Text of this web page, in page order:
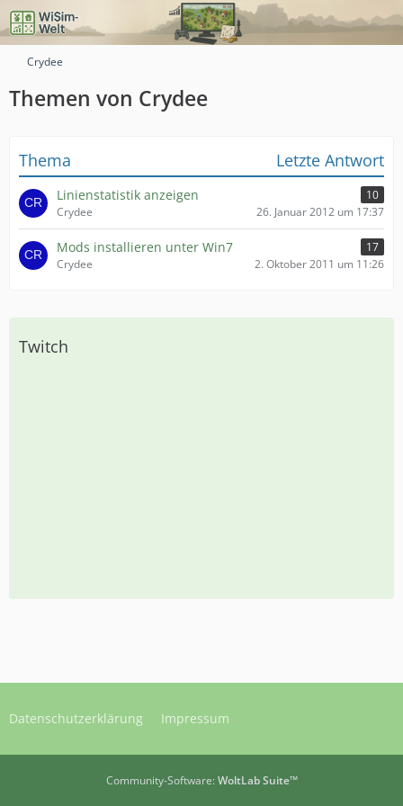
Crydee
Themen von Crydee
Thema Letzte Antwort
Linienstatistik anzeigen
10
Crydee
26. Januar 2012 um 17:37
Mods installieren unter Win7
17
Crydee
2. Oktober 2011 um 11:26
Twitch
Datenschutzerklärung Impressum
Community-Software: WoltLab Suite™